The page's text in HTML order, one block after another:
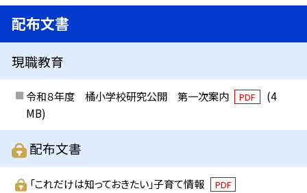
配布文書
現職教育
令和８年度 橘小学校研究公開 第一次案内 PDF
(4
MB)
配布文書
「これだけは知っておきたい」子育て情報 PDF